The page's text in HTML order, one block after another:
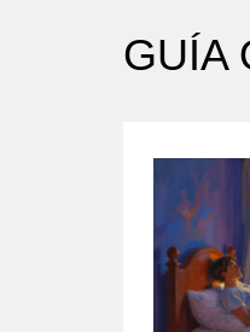
GUÍA